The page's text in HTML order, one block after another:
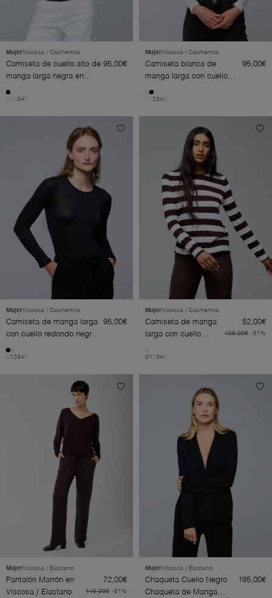
MujerViscosa / Cachemira
Camiseta de cuello alto de
manga larga negra en
95,00€
34
MujerViscosa / Cachemira
Camiseta blanca de
manga larga con cuello
cachemira
95,00€
234
MujerViscosa / Cachemira
Camiseta de manga larga
con cuello redondo negra
en viscosa / cachemira
95,00€
1 234
MujerViscosa / Cachemira
Camiseta de manga
larga con cuello
berenjena en viscosa
105,00€ -51%
52,00€
0 1 34
MujerViscosa / Elastano
Pantalón Marrón en
Viscosa / Elastano
145,00€ -51%
72,00€
MujerViscosa / Elastano
Chaqueta Cuello Negro
Chaqueta de Manga
195,00€